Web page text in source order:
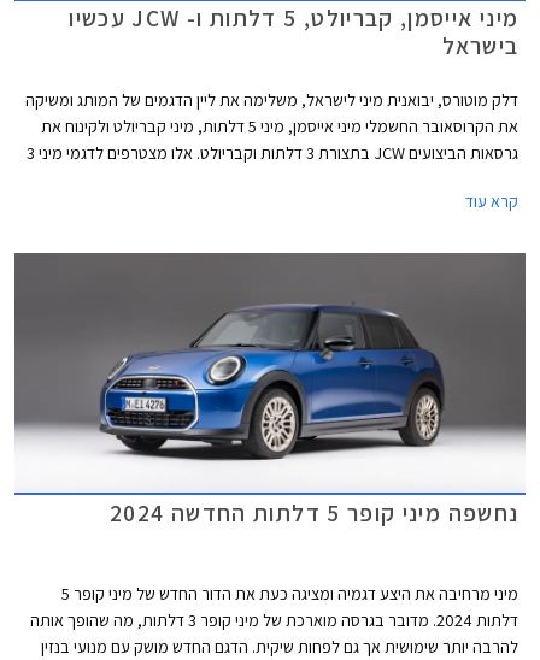
מיני אייסמן, קבריולט, 5 דלתות ו- JCW עכשיו
בישראל
דלק מוטורס, יבואנית מיני לישראל, משלימה את ליין הדגמים של המותג ומשיקה
את הקרוסאובר החשמלי מיני אייסמן, מיני 5 דלתות, מיני קבריולט ולקינוח את
גרסאות הביצועים JCW בתצורת 3 דלתות וקבריולט. אלו מצטרפים לדגמי מיני 3
קרא עוד
נחשפה מיני קופר 5 דלתות החדשה 2024
מיני מרחיבה את היצע דגמיה ומציגה כעת את הדור החדש של מיני קופר 5
דלתות 2024. מדובר בגרסה מוארכת של מיני קופר 3 דלתות, מה שהופך אותה
להרבה יותר שימושית אך גם לפחות שיקית. הדגם החדש מושק עם מנועי בנזין